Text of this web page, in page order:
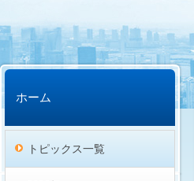
ホーム
トピックス一覧